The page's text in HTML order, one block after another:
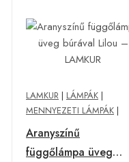
LAMKUR | LÁMPÁK |
MENNYEZETI LÁMPÁK |
Aranyszínű
függőlámpa üveg